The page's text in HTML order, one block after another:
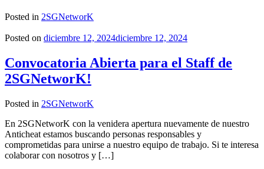
GhostTown"
Posted in 2SGNetworK
Posted on diciembre 12, 2024diciembre 12, 2024
Convocatoria Abierta para el Staff de
2SGNetworK!
Posted in 2SGNetworK
En 2SGNetworK con la venidera apertura nuevamente de nuestro
Anticheat estamos buscando personas responsables y
comprometidas para unirse a nuestro equipo de trabajo. Si te interesa
colaborar con nosotros y […]